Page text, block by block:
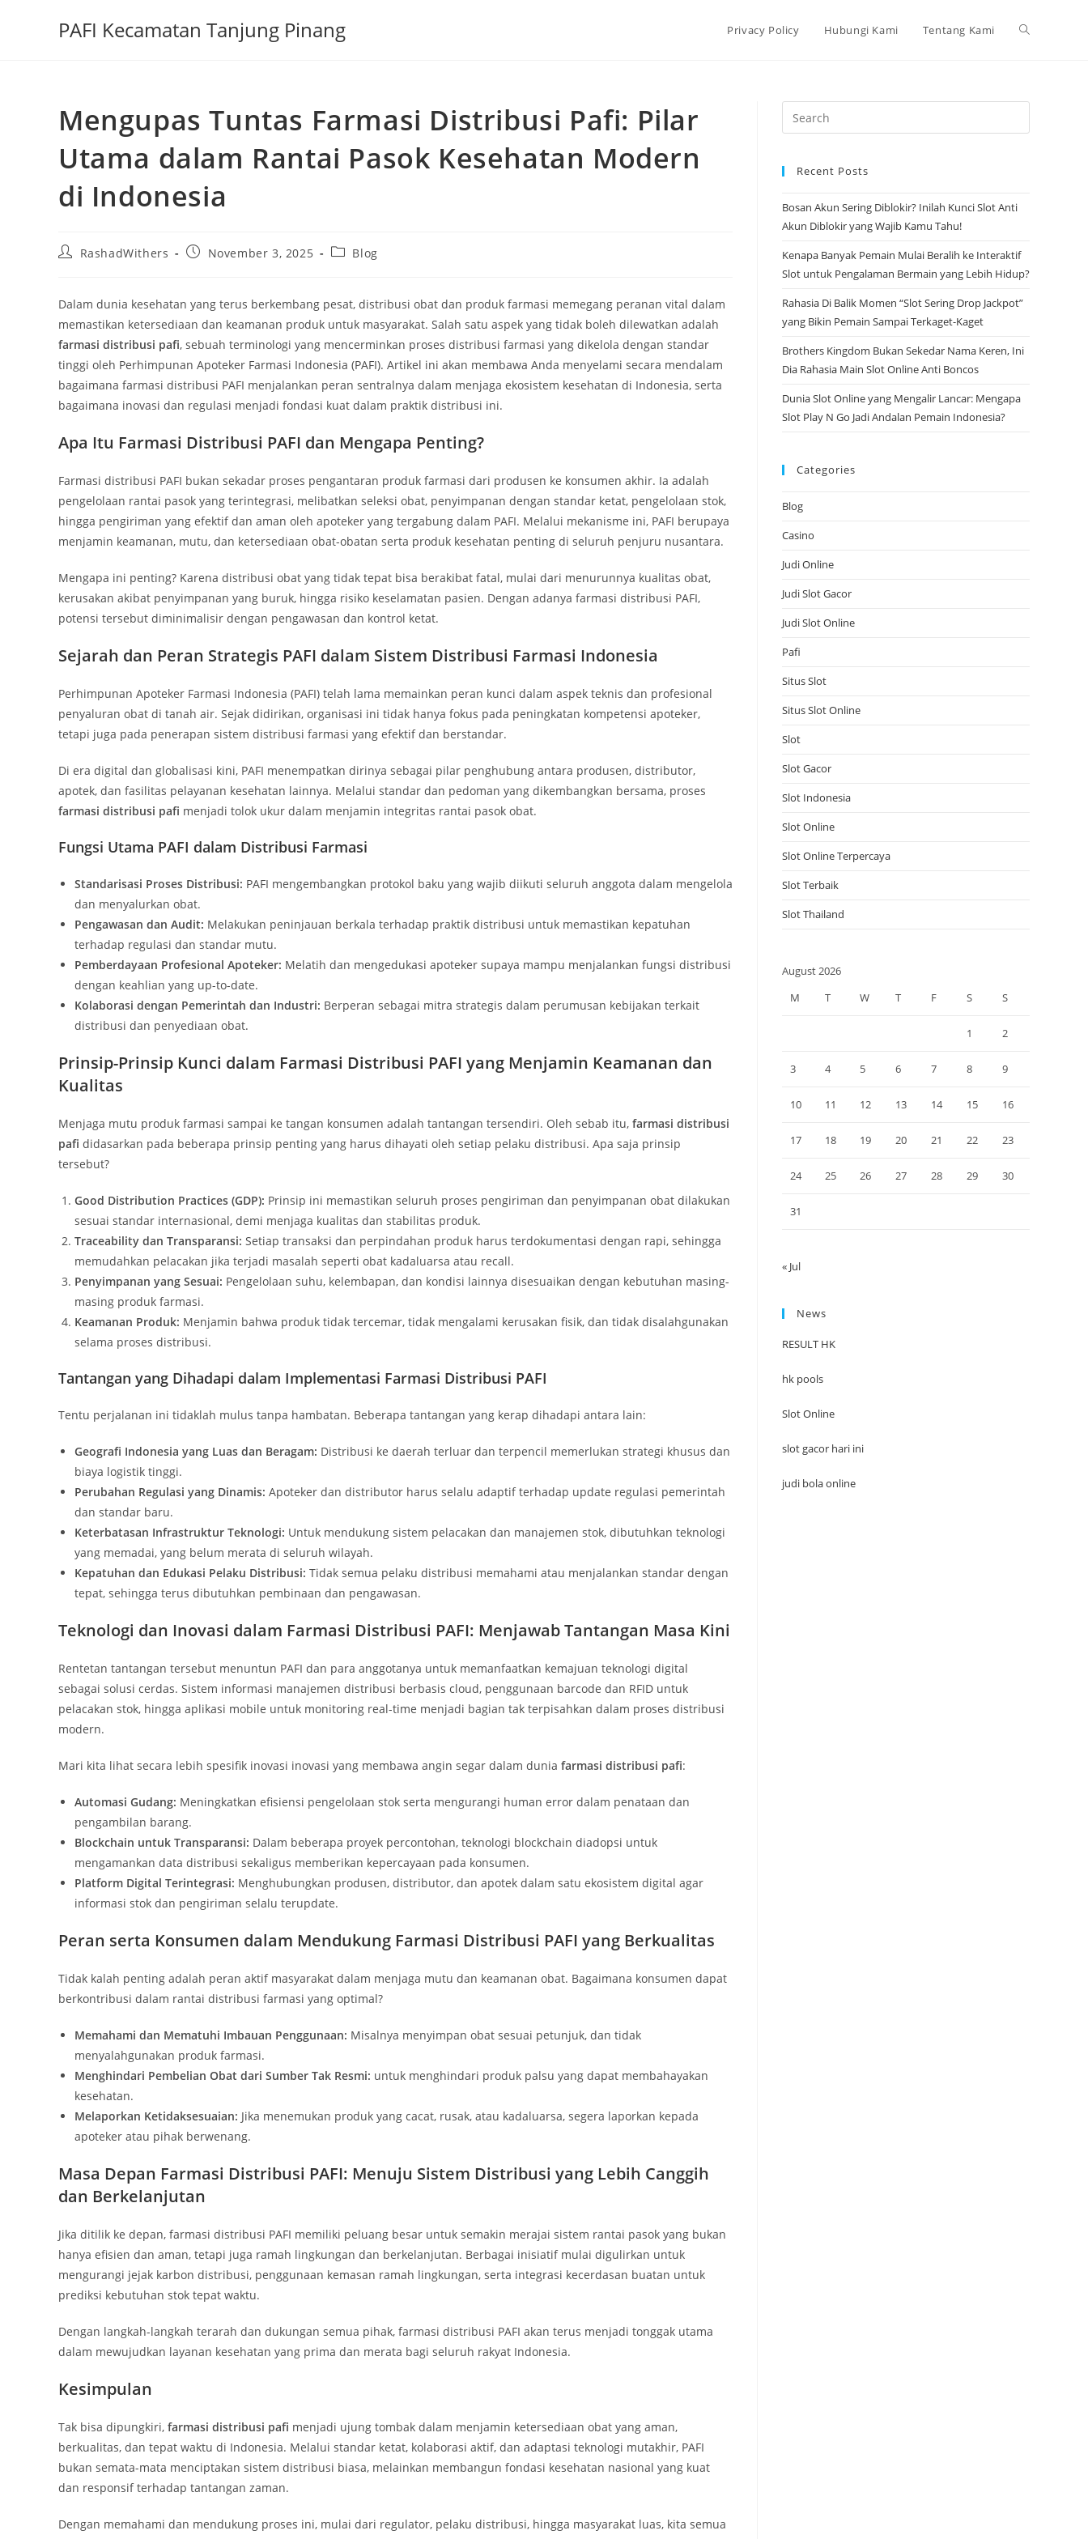
PAFI Kecamatan Tanjung Pinang Privacy Policy Hubungi Kami Tentang Kami Toggle
Mengupas Tuntas Farmasi Distribusi Pafi: Pilar
Utama dalam Rantai Pasok Kesehatan Modern
di Indonesia
PostRashadWithers
PostNovember 3, 2025
PostBlog
Dalam dunia kesehatan yang terus berkembang pesat, distribusi obat dan produk farmasi memegang peranan vital dalam
memastikan ketersediaan dan keamanan produk untuk masyarakat. Salah satu aspek yang tidak boleh dilewatkan adalah
farmasi distribusi pafi, sebuah terminologi yang mencerminkan proses distribusi farmasi yang dikelola dengan standar
tinggi oleh Perhimpunan Apoteker Farmasi Indonesia (PAFI). Artikel ini akan membawa Anda menyelami secara mendalam
bagaimana farmasi distribusi PAFI menjalankan peran sentralnya dalam menjaga ekosistem kesehatan di Indonesia, serta
bagaimana inovasi dan regulasi menjadi fondasi kuat dalam praktik distribusi ini.
Apa Itu Farmasi Distribusi PAFI dan Mengapa Penting?
Farmasi distribusi PAFI bukan sekadar proses pengantaran produk farmasi dari produsen ke konsumen akhir. Ia adalah
pengelolaan rantai pasok yang terintegrasi, melibatkan seleksi obat, penyimpanan dengan standar ketat, pengelolaan stok,
hingga pengiriman yang efektif dan aman oleh apoteker yang tergabung dalam PAFI. Melalui mekanisme ini, PAFI berupaya
menjamin keamanan, mutu, dan ketersediaan obat-obatan serta produk kesehatan penting di seluruh penjuru nusantara.
Mengapa ini penting? Karena distribusi obat yang tidak tepat bisa berakibat fatal, mulai dari menurunnya kualitas obat,
kerusakan akibat penyimpanan yang buruk, hingga risiko keselamatan pasien. Dengan adanya farmasi distribusi PAFI,
potensi tersebut diminimalisir dengan pengawasan dan kontrol ketat.
Sejarah dan Peran Strategis PAFI dalam Sistem Distribusi Farmasi Indonesia
Perhimpunan Apoteker Farmasi Indonesia (PAFI) telah lama memainkan peran kunci dalam aspek teknis dan profesional
penyaluran obat di tanah air. Sejak didirikan, organisasi ini tidak hanya fokus pada peningkatan kompetensi apoteker,
tetapi juga pada penerapan sistem distribusi farmasi yang efektif dan berstandar.
Di era digital dan globalisasi kini, PAFI menempatkan dirinya sebagai pilar penghubung antara produsen, distributor,
apotek, dan fasilitas pelayanan kesehatan lainnya. Melalui standar dan pedoman yang dikembangkan bersama, proses
farmasi distribusi pafi menjadi tolok ukur dalam menjamin integritas rantai pasok obat.
Fungsi Utama PAFI dalam Distribusi Farmasi
Standarisasi Proses Distribusi: PAFI mengembangkan protokol baku yang wajib diikuti seluruh anggota dalam mengelola
dan menyalurkan obat.
Pengawasan dan Audit: Melakukan peninjauan berkala terhadap praktik distribusi untuk memastikan kepatuhan
terhadap regulasi dan standar mutu.
Pemberdayaan Profesional Apoteker: Melatih dan mengedukasi apoteker supaya mampu menjalankan fungsi distribusi
dengan keahlian yang up-to-date.
Kolaborasi dengan Pemerintah dan Industri: Berperan sebagai mitra strategis dalam perumusan kebijakan terkait
distribusi dan penyediaan obat.
Prinsip-Prinsip Kunci dalam Farmasi Distribusi PAFI yang Menjamin Keamanan dan
Kualitas
Menjaga mutu produk farmasi sampai ke tangan konsumen adalah tantangan tersendiri. Oleh sebab itu, farmasi distribusi
pafi didasarkan pada beberapa prinsip penting yang harus dihayati oleh setiap pelaku distribusi. Apa saja prinsip
tersebut?
Good Distribution Practices (GDP): Prinsip ini memastikan seluruh proses pengiriman dan penyimpanan obat dilakukan
sesuai standar internasional, demi menjaga kualitas dan stabilitas produk.
Traceability dan Transparansi: Setiap transaksi dan perpindahan produk harus terdokumentasi dengan rapi, sehingga
memudahkan pelacakan jika terjadi masalah seperti obat kadaluarsa atau recall.
Penyimpanan yang Sesuai: Pengelolaan suhu, kelembapan, dan kondisi lainnya disesuaikan dengan kebutuhan masing-
masing produk farmasi.
Keamanan Produk: Menjamin bahwa produk tidak tercemar, tidak mengalami kerusakan fisik, dan tidak disalahgunakan
selama proses distribusi.
Tantangan yang Dihadapi dalam Implementasi Farmasi Distribusi PAFI
Tentu perjalanan ini tidaklah mulus tanpa hambatan. Beberapa tantangan yang kerap dihadapi antara lain:
Geografi Indonesia yang Luas dan Beragam: Distribusi ke daerah terluar dan terpencil memerlukan strategi khusus dan
biaya logistik tinggi.
Perubahan Regulasi yang Dinamis: Apoteker dan distributor harus selalu adaptif terhadap update regulasi pemerintah
dan standar baru.
Keterbatasan Infrastruktur Teknologi: Untuk mendukung sistem pelacakan dan manajemen stok, dibutuhkan teknologi
yang memadai, yang belum merata di seluruh wilayah.
Kepatuhan dan Edukasi Pelaku Distribusi: Tidak semua pelaku distribusi memahami atau menjalankan standar dengan
tepat, sehingga terus dibutuhkan pembinaan dan pengawasan.
Teknologi dan Inovasi dalam Farmasi Distribusi PAFI: Menjawab Tantangan Masa Kini
Rentetan tantangan tersebut menuntun PAFI dan para anggotanya untuk memanfaatkan kemajuan teknologi digital
sebagai solusi cerdas. Sistem informasi manajemen distribusi berbasis cloud, penggunaan barcode dan RFID untuk
pelacakan stok, hingga aplikasi mobile untuk monitoring real-time menjadi bagian tak terpisahkan dalam proses distribusi
modern.
Mari kita lihat secara lebih spesifik inovasi inovasi yang membawa angin segar dalam dunia farmasi distribusi pafi:
Automasi Gudang: Meningkatkan efisiensi pengelolaan stok serta mengurangi human error dalam penataan dan
pengambilan barang.
Blockchain untuk Transparansi: Dalam beberapa proyek percontohan, teknologi blockchain diadopsi untuk
mengamankan data distribusi sekaligus memberikan kepercayaan pada konsumen.
Platform Digital Terintegrasi: Menghubungkan produsen, distributor, dan apotek dalam satu ekosistem digital agar
informasi stok dan pengiriman selalu terupdate.
Peran serta Konsumen dalam Mendukung Farmasi Distribusi PAFI yang Berkualitas
Tidak kalah penting adalah peran aktif masyarakat dalam menjaga mutu dan keamanan obat. Bagaimana konsumen dapat
berkontribusi dalam rantai distribusi farmasi yang optimal?
Memahami dan Mematuhi Imbauan Penggunaan: Misalnya menyimpan obat sesuai petunjuk, dan tidak
menyalahgunakan produk farmasi.
Menghindari Pembelian Obat dari Sumber Tak Resmi: untuk menghindari produk palsu yang dapat membahayakan
kesehatan.
Melaporkan Ketidaksesuaian: Jika menemukan produk yang cacat, rusak, atau kadaluarsa, segera laporkan kepada
apoteker atau pihak berwenang.
Masa Depan Farmasi Distribusi PAFI: Menuju Sistem Distribusi yang Lebih Canggih
dan Berkelanjutan
Jika ditilik ke depan, farmasi distribusi PAFI memiliki peluang besar untuk semakin merajai sistem rantai pasok yang bukan
hanya efisien dan aman, tetapi juga ramah lingkungan dan berkelanjutan. Berbagai inisiatif mulai digulirkan untuk
mengurangi jejak karbon distribusi, penggunaan kemasan ramah lingkungan, serta integrasi kecerdasan buatan untuk
prediksi kebutuhan stok tepat waktu.
Dengan langkah-langkah terarah dan dukungan semua pihak, farmasi distribusi PAFI akan terus menjadi tonggak utama
dalam mewujudkan layanan kesehatan yang prima dan merata bagi seluruh rakyat Indonesia.
Kesimpulan
Tak bisa dipungkiri, farmasi distribusi pafi menjadi ujung tombak dalam menjamin ketersediaan obat yang aman,
berkualitas, dan tepat waktu di Indonesia. Melalui standar ketat, kolaborasi aktif, dan adaptasi teknologi mutakhir, PAFI
bukan semata-mata menciptakan sistem distribusi biasa, melainkan membangun fondasi kesehatan nasional yang kuat
dan responsif terhadap tantangan zaman.
Dengan memahami dan mendukung proses ini, mulai dari regulator, pelaku distribusi, hingga masyarakat luas, kita semua
Escape
Recent Posts
Bosan Akun Sering Diblokir? Inilah Kunci Slot Anti
Akun Diblokir yang Wajib Kamu Tahu!
Kenapa Banyak Pemain Mulai Beralih ke Interaktif
Slot untuk Pengalaman Bermain yang Lebih Hidup?
Rahasia Di Balik Momen “Slot Sering Drop Jackpot”
yang Bikin Pemain Sampai Terkaget-Kaget
Brothers Kingdom Bukan Sekedar Nama Keren, Ini
Dia Rahasia Main Slot Online Anti Boncos
Dunia Slot Online yang Mengalir Lancar: Mengapa
Slot Play N Go Jadi Andalan Pemain Indonesia?
Categories
Blog
Casino
Judi Online
Judi Slot Gacor
Judi Slot Online
Pafi
Situs Slot
Situs Slot Online
Slot
Slot Gacor
Slot Indonesia
Slot Online
Slot Online Terpercaya
Slot Terbaik
Slot Thailand
August 2026
M
T W T F S S
1 2
3 4 5 6 7 8 9
10 11 12 13 14 15 16
17 18 19 20 21 22 23
24 25 26 27 28 29 30
31
« Jul
News
RESULT HK
hk pools
Slot Online
slot gacor hari ini
judi bola online